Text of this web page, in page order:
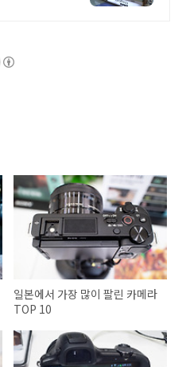
일본에서 가장 많이 팔린 카메라
TOP 10